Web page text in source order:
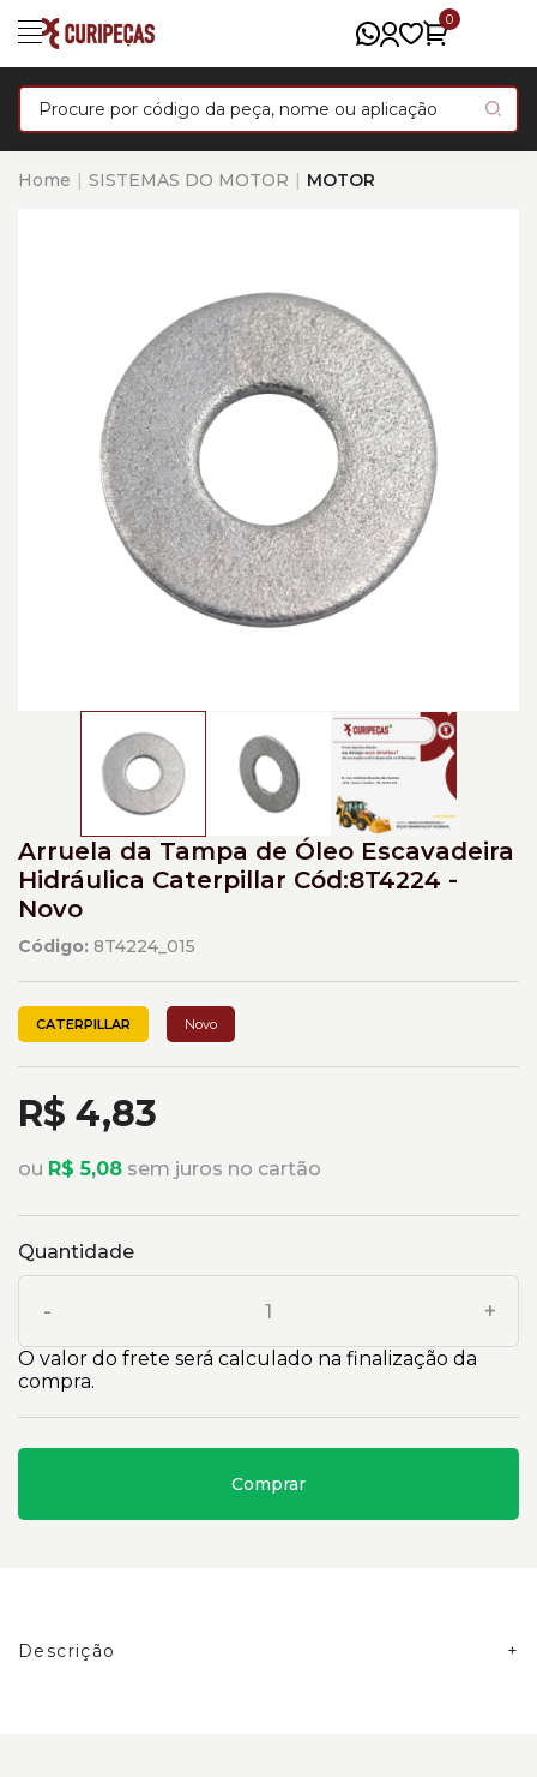
0
Home SISTEMAS DO MOTOR MOTOR
Arruela da Tampa de Óleo Escavadeira
Hidráulica Caterpillar Cód:8T4224 -
Novo
Código: 8T4224_015
CATERPILLAR Novo
R$ 4,83
ou R$ 5,08 sem juros no cartão
Quantidade
- +
O valor do frete será calculado na finalização da
compra.
Comprar
Descrição